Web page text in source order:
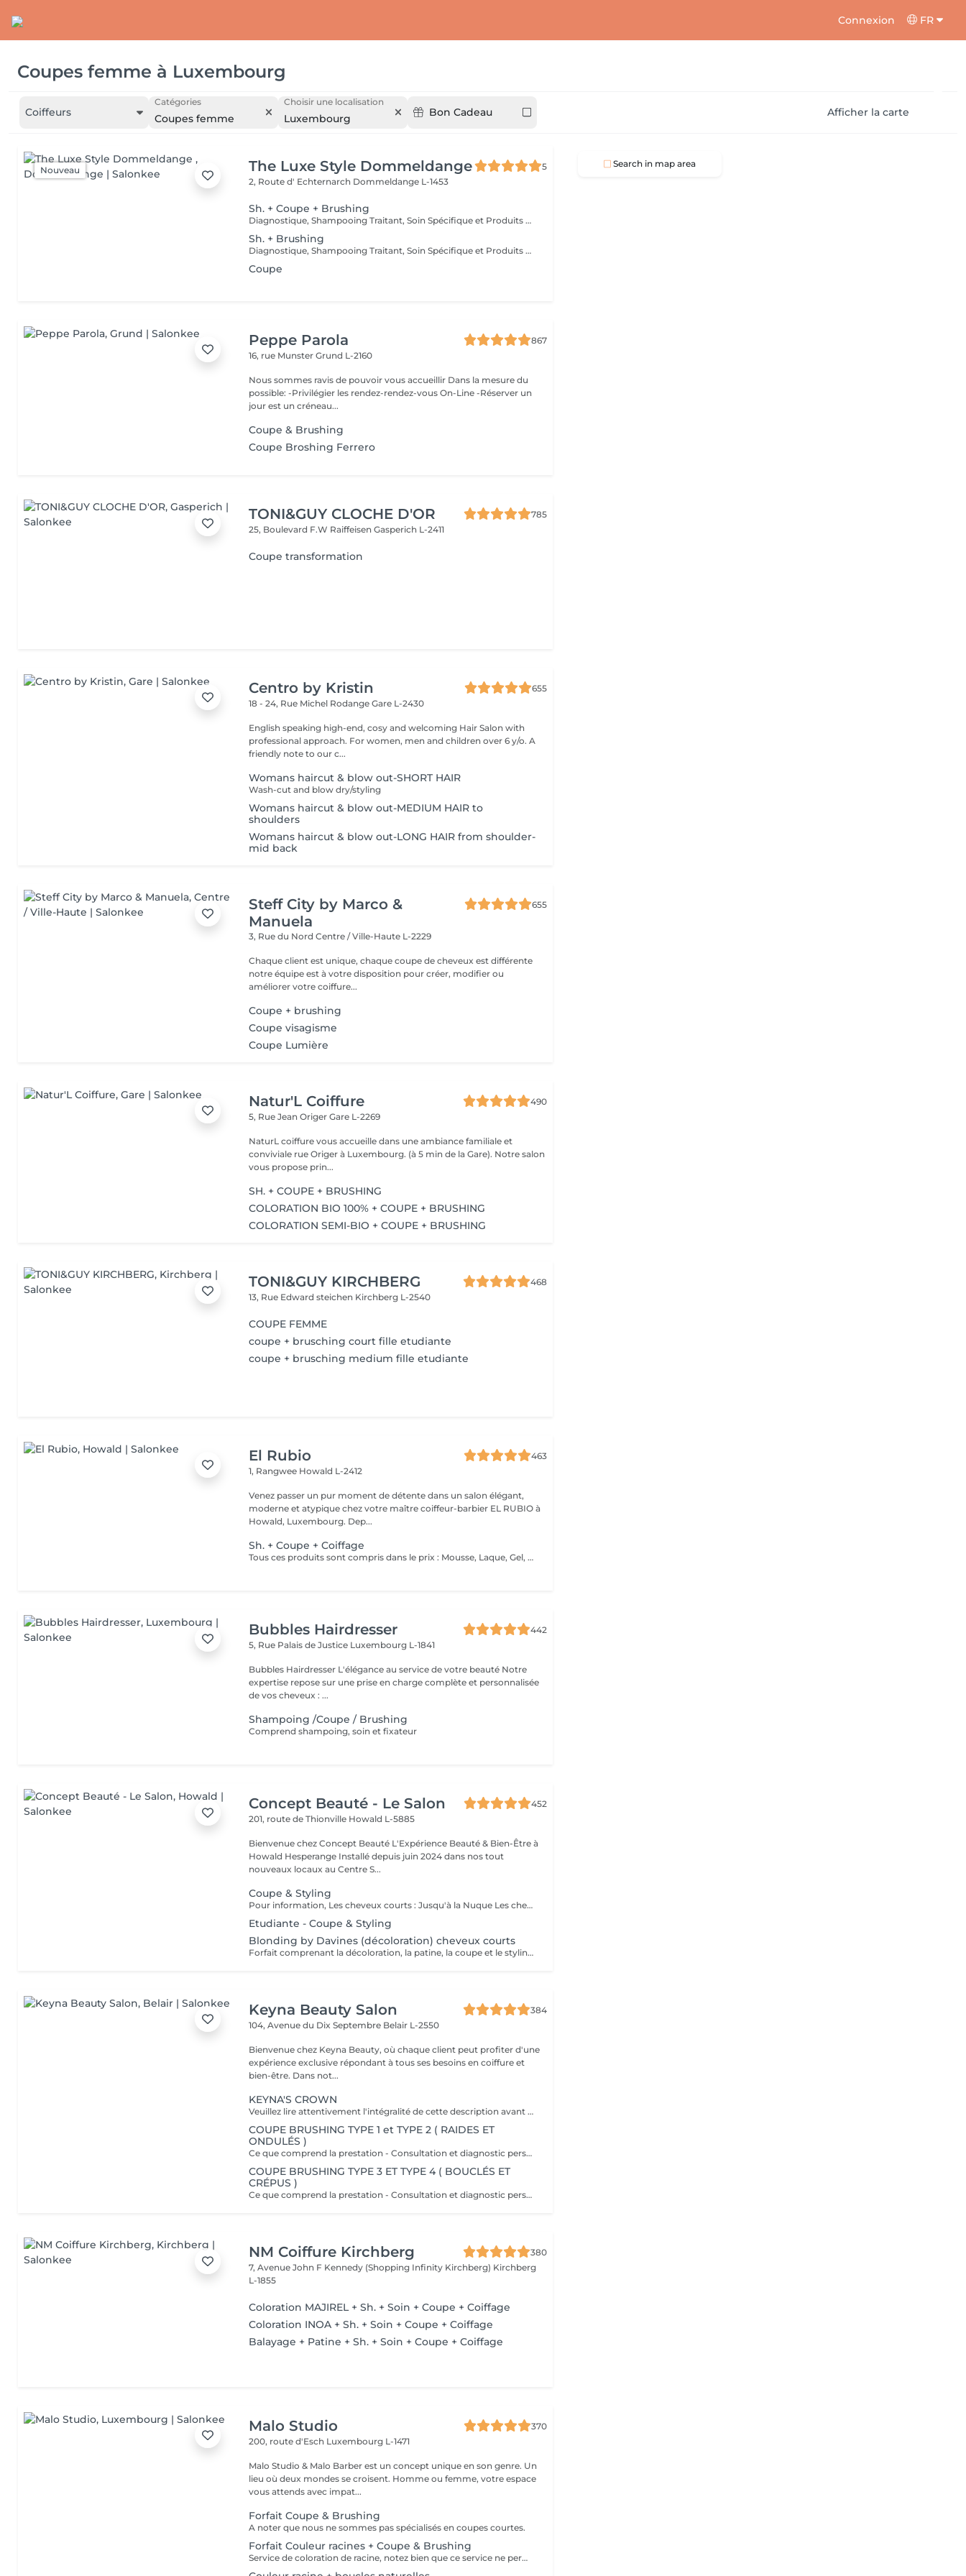
Connexion FR
Coupes femme à Luxembourg
Coiffeurs
Catégories
Coupes femme
Choisir une localisation
Luxembourg Bon Cadeau Afficher la carte
Nouveau The Luxe Style Dommeldange
5
2, Route d' Echternarch Dommeldange L-1453
Sh. + Coupe + Brushing
Diagnostique, Shampooing Traitant, Soin Spécifique et Produits Coiffants inclus
Sh. + Brushing
Diagnostique, Shampooing Traitant, Soin Spécifique et Produits Coiffants inclus
Coupe
Peppe Parola
867
16, rue MunsterGrund L-2160
Nous sommes ravis de pouvoir vous accueillir Dans la mesure du
possible: -Privilégier les rendez-rendez-vous On-Line -Réserver un
jour est un créneau...
Coupe & Brushing
Coupe Broshing Ferrero
TONI&GUY CLOCHE D'OR
785
25, Boulevard F.W RaiffeisenGasperich L-2411
Coupe transformation
Centro by Kristin
655
18 - 24, Rue Michel RodangeGare L-2430
English speaking high-end, cosy and welcoming Hair Salon with
professional approach. For women, men and children over 6 y/o. A
friendly note to our c...
Womans haircut & blow out-SHORT HAIR
Wash-cut and blow dry/styling
Womans haircut & blow out-MEDIUM HAIR to
shoulders
Womans haircut & blow out-LONG HAIR from shoulder-
mid back
Steff City by Marco &
Manuela
655
3, Rue du NordCentre / Ville-Haute L-2229
Chaque client est unique, chaque coupe de cheveux est différente
notre équipe est à votre disposition pour créer, modifier ou
améliorer votre coiffure...
Coupe + brushing
Coupe visagisme
Coupe Lumière
Natur'L Coiffure
490
5, Rue Jean OrigerGare L-2269
NaturL coiffure vous accueille dans une ambiance familiale et
conviviale rue Origer à Luxembourg. (à 5 min de la Gare). Notre salon
vous propose prin...
SH. + COUPE + BRUSHING
COLORATION BIO 100% + COUPE + BRUSHING
COLORATION SEMI-BIO + COUPE + BRUSHING
TONI&GUY KIRCHBERG
468
13, Rue Edward steichen Kirchberg L-2540
COUPE FEMME
coupe + brusching court fille etudiante
coupe + brusching medium fille etudiante
El Rubio
463
1, Rangwee Howald L-2412
Venez passer un pur moment de détente dans un salon élégant,
moderne et atypique chez votre maître coiffeur-barbier EL RUBIO à
Howald, Luxembourg. Dep...
Sh. + Coupe + Coiffage
Tous ces produits sont compris dans le prix : Mousse, Laque, Gel, Soin démêlant, Shampoing spécifique. Tous les produits que nous utilisons sont des produits de qualité professionnelle.
Bubbles Hairdresser
442
5, Rue Palais de Justice Luxembourg L-1841
Bubbles Hairdresser L'élégance au service de votre beauté Notre
expertise repose sur une prise en charge complète et personnalisée
de vos cheveux : ...
Shampoing /Coupe / Brushing
Comprend shampoing, soin et fixateur
Concept Beauté - Le Salon
452
201, route de Thionville Howald L-5885
Bienvenue chez Concept Beauté L'Expérience Beauté & Bien-Être à
Howald Hesperange Installé depuis juin 2024 dans nos tout
nouveaux locaux au Centre S...
Coupe & Styling
Pour information, Les cheveux courts : Jusqu'à la Nuque Les cheveux mi-longs : Jusqu'à l'épaule Les cheveux longs : En dessous de l'épaule Un supplément sera demandé pour les cheveux très longs, (jusqu'au milieu du dos)
Etudiante - Coupe & Styling
Blonding by Davines (décoloration) cheveux courts
Forfait comprenant la décoloration, la patine, la coupe et le styling. Un diagnostic personnalisé sera réalisé lors de la prestation.
Keyna Beauty Salon
384
104, Avenue du Dix Septembre Belair L-2550
Bienvenue chez Keyna Beauty, où chaque client peut profiter d'une
expérience exclusive répondant à tous ses besoins en coiffure et
bien-être. Dans not...
KEYNA'S CROWN
Veuillez lire attentivement l'intégralité de cette description avant de prendre votre rendez-vous. En procédant à une réservation, vous acceptez l'intégralité de ces conditions. Aucune réclamation ne sera recevable en cas de non-respect des conditions. Important: les cheveux doivent être propres à 100 %, complètement secs et dépourvus de tout produit. Ils doivent être détachés, non tressés, sans attache, chignon ou noeuds. Yasmine, notre experte boucles, débute toujours par une coupe à sec adaptée à l'état de vos cheveux afin de mettre en valeur chaque boucle avec précision. Cette coupe vise à raviver votre style et à apporter du dynamisme à votre chevelure, tout en offrant une coiffure facile à entretenir les jours où vous préférez un styling minimal. Au fur et à mesure que vos cheveux sèchent, vos boucles se reposent naturellement et scintillent. Ce que comprend la prestation - Consultation et diagnostic personnalisés des cheveux et de leur type - Bain nourrissant et revitalisant - Masque nourrissant et hydratant - Soin sans rinçage - Soin de fixation des boucles (définition des boucles) Séchage et mise en forme: - Séchage avec diffuseur - Mise en forme des cheveux - Vérification de la coupe sur cheveux secs - Conseils pratiques pour maîtriser le coiffage à domicile - Recommandations personnalisées sur les produits adaptés à votre type de cheveux Toute arrivée retardée de 15-30 minutes ou plus entraînera l'annulation automatique du rendez-vous.
COUPE BRUSHING TYPE 1 et TYPE 2 ( RAIDES ET
ONDULÉS )
Ce que comprend la prestation - Consultation et diagnostic personnalisés des cheveux - Shampooing adapté aux besoin du Cheveu - Masque nourrissant et hydratant - Protection chaleur - Coupe - Brushing et mis en forme - Fixateur ou serum Toute arrivée retardée de 15-30 minutes ou plus entraînera l'annulation automatique du rendez-vous.
COUPE BRUSHING TYPE 3 ET TYPE 4 ( BOUCLÉS ET
CRÉPUS )
Ce que comprend la prestation - Consultation et diagnostic personnalisés des cheveux - Shampooing adapté aux besoin du Cheveu - Masque nourrissant et hydratant - Protection chaleur - Coupe - Brushing et mis en forme - Fixateur ou serum Toute arrivée retardée de 15-30 minutes ou plus entraînera l'annulation automatique du rendez-vous.
NM Coiffure Kirchberg
380
7, Avenue John F Kennedy (Shopping Infinity Kirchberg) Kirchberg
L-1855
Coloration MAJIREL + Sh. + Soin + Coupe + Coiffage
Coloration INOA + Sh. + Soin + Coupe + Coiffage
Balayage + Patine + Sh. + Soin + Coupe + Coiffage
Malo Studio
370
200, route d'Esch Luxembourg L-1471
Malo Studio & Malo Barber est un concept unique en son genre. Un
lieu où deux mondes se croisent. Homme ou femme, votre espace
vous attends avec impat...
Forfait Coupe & Brushing
A noter que nous ne sommes pas spécialisés en coupes courtes.
Forfait Couleur racines + Coupe & Brushing
Service de coloration de racine, notez bien que ce service ne permet pas d‘effectuer d’importants éclaircissements tel qu‘un balayage ou des mèches.
Search in map area